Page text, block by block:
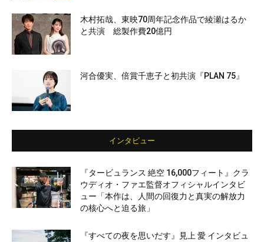
木村拓哉、東映70周年記念作品で綾瀬はるか
と共演 総製作費20億円
河合優実、倍賞千恵子と初共演『PLAN 75』
インタビュー
『タービュランス 絶空 16,000フィート』クラ
ウディオ・ファエ監督オフィシャルインタビ
ュー「本作は、人間の回復力と真実の解放力
の核心へと迫る旅」
『すべての夜を思いだす』見上 愛 インタビュ